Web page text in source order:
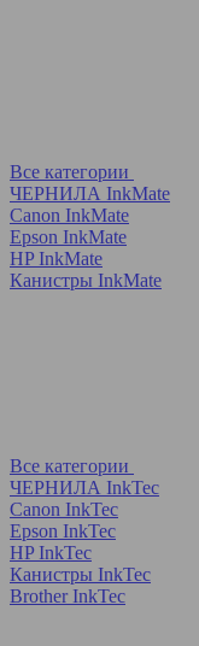
Все категории
ЧЕРНИЛА InkMate
Canon InkMate
Epson InkMate
HP InkMate
Канистры InkMate
Все категории
ЧЕРНИЛА InkTec
Canon InkTec
Epson InkTec
HP InkTec
Канистры InkTec
Brother InkTec